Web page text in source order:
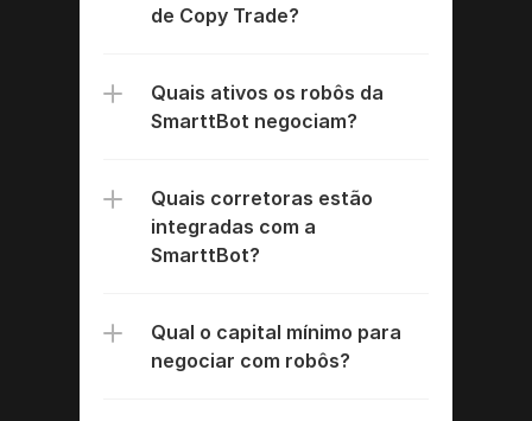
de Copy Trade?
Quais ativos os robôs da
SmarttBot negociam?
Quais corretoras estão
integradas com a
SmarttBot?
Qual o capital mínimo para
negociar com robôs?